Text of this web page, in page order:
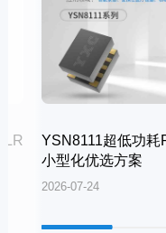
YSN8111超低功
小型化优选方案
2026-07-24